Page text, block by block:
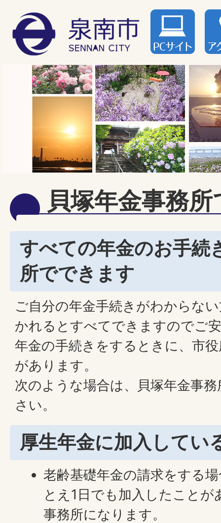
貝塚年金事務
すべての年金のお手続
所でできます
ご自分の年金手続きがわからな
かれるとすべてできますのでご
年金の手続きをするときに、市
があります。
次のような場合は、貝塚年金事
さい。
厚生年金に加入してい
老齢基礎年金の請求をする
とえ1日でも加入したことが
事務所になります。